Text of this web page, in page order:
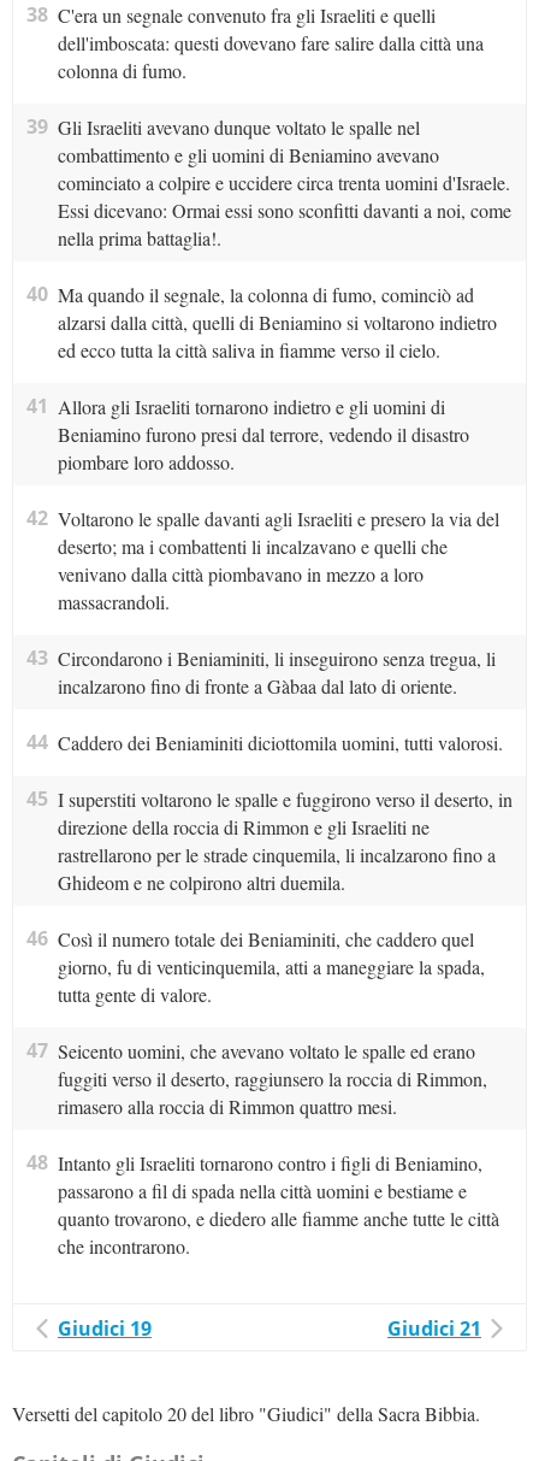
38 C'era un segnale convenuto fra gli Israeliti e quelli
dell'imboscata: questi dovevano fare salire dalla città una
colonna di fumo.
39 Gli Israeliti avevano dunque voltato le spalle nel
combattimento e gli uomini di Beniamino avevano
cominciato a colpire e uccidere circa trenta uomini d'Israele.
Essi dicevano: Ormai essi sono sconfitti davanti a noi, come
nella prima battaglia!.
40 Ma quando il segnale, la colonna di fumo, cominciò ad
alzarsi dalla città, quelli di Beniamino si voltarono indietro
ed ecco tutta la città saliva in fiamme verso il cielo.
41 Allora gli Israeliti tornarono indietro e gli uomini di
Beniamino furono presi dal terrore, vedendo il disastro
piombare loro addosso.
42 Voltarono le spalle davanti agli Israeliti e presero la via del
deserto; ma i combattenti li incalzavano e quelli che
venivano dalla città piombavano in mezzo a loro
massacrandoli.
43 Circondarono i Beniaminiti, li inseguirono senza tregua, li
incalzarono fino di fronte a Gàbaa dal lato di oriente.
44 Caddero dei Beniaminiti diciottomila uomini, tutti valorosi.
45 I superstiti voltarono le spalle e fuggirono verso il deserto, in
direzione della roccia di Rimmon e gli Israeliti ne
rastrellarono per le strade cinquemila, li incalzarono fino a
Ghideom e ne colpirono altri duemila.
46 Così il numero totale dei Beniaminiti, che caddero quel
giorno, fu di venticinquemila, atti a maneggiare la spada,
tutta gente di valore.
47 Seicento uomini, che avevano voltato le spalle ed erano
fuggiti verso il deserto, raggiunsero la roccia di Rimmon,
rimasero alla roccia di Rimmon quattro mesi.
48 Intanto gli Israeliti tornarono contro i figli di Beniamino,
passarono a fil di spada nella città uomini e bestiame e
quanto trovarono, e diedero alle fiamme anche tutte le città
che incontrarono.
Giudici 19 Giudici 21
Versetti del capitolo 20 del libro "Giudici" della Sacra Bibbia.